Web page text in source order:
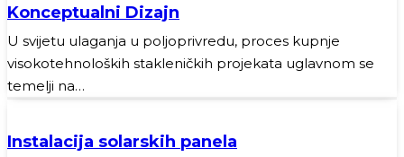
Konceptualni Dizajn
U svijetu ulaganja u poljoprivredu, proces kupnje
visokotehnoloških stakleničkih projekata uglavnom se
temelji na…
Instalacija solarskih panela